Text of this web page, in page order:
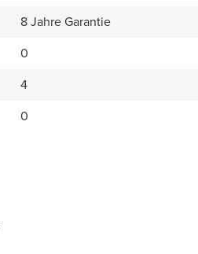
8 Jahre Garantie
0
4
0